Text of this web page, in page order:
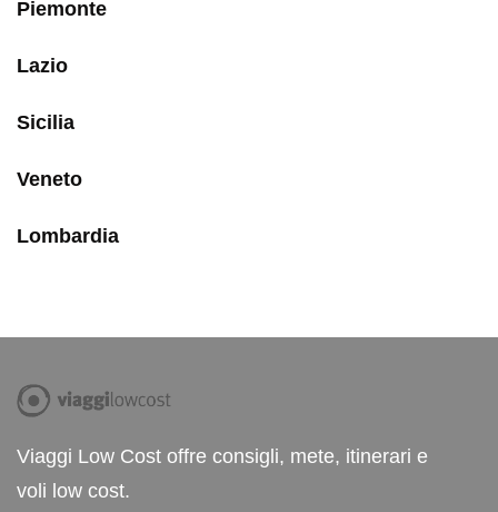
Piemonte
Lazio
Sicilia
Veneto
Lombardia
Viaggi Low Cost offre consigli, mete, itinerari e
voli low cost.